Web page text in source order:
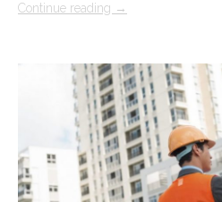
Continue reading →